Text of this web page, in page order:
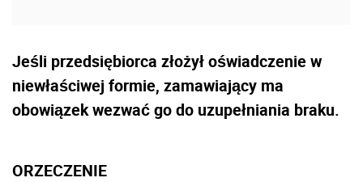
Jeśli przedsiębiorca złożył oświadczenie w
niewłaściwej formie, zamawiający ma
obowiązek wezwać go do uzupełniania braku.
ORZECZENIE